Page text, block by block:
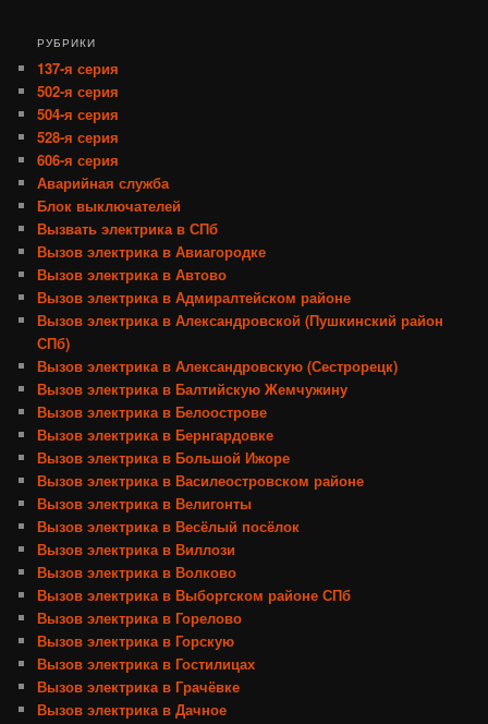
РУБРИКИ
137-я серия
502-я серия
504-я серия
528-я серия
606-я серия
Аварийная служба
Блок выключателей
Вызвать электрика в СПб
Вызов электрика в Авиагородке
Вызов электрика в Автово
Вызов электрика в Адмиралтейском районе
Вызов электрика в Александровской (Пушкинский район
СПб)
Вызов электрика в Александровскую (Сестрорецк)
Вызов электрика в Балтийскую Жемчужину
Вызов электрика в Белоострове
Вызов электрика в Бернгардовке
Вызов электрика в Большой Ижоре
Вызов электрика в Василеостровском районе
Вызов электрика в Велигонты
Вызов электрика в Весёлый посёлок
Вызов электрика в Виллози
Вызов электрика в Волково
Вызов электрика в Выборгском районе СПб
Вызов электрика в Горелово
Вызов электрика в Горскую
Вызов электрика в Гостилицах
Вызов электрика в Грачёвке
Вызов электрика в Дачное